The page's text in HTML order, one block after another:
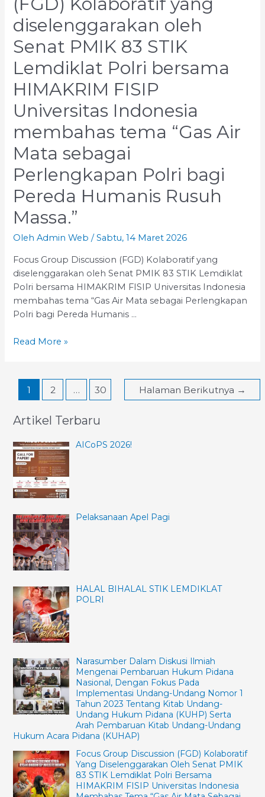
arah
pembaruan
Kitab
Undang-
Undang
Hukum
Acara
Pidana
diselenggarakan oleh
Senat PMIK 83 STIK
Lemdiklat Polri bersama
HIMAKRIM FISIP
Universitas Indonesia
membahas tema “Gas Air
Mata sebagai
Perlengkapan Polri bagi
Pereda Humanis Rusuh
Massa.”
OlehAdmin Web /Sabtu, 14 Maret 2026
Focus Group Discussion (FGD) Kolaboratif yang
diselenggarakan oleh Senat PMIK 83 STIK Lemdiklat
Polri bersama HIMAKRIM FISIP Universitas Indonesia
membahas tema “Gas Air Mata sebagai Perlengkapan
Polri bagi Pereda Humanis …
Focus
(FGD)
Kolaboratif
diselenggarakan
Senat
PMIK
83
STIK
Polri
bersama
HIMAKRIM
FISIP
Universitas
Indonesia
membahas
tema
“Gas
Air
sebagai
Perlengkapan
Polri
bagi
Humanis
Rusuh
Massa.”
Read More »
Paginasi
pos
1 2 … 30 Halaman Berikutnya →
Artikel Terbaru
AICoPS 2026!
Pelaksanaan Apel Pagi
HALAL BIHALAL STIK LEMDIKLAT
POLRI
Narasumber Dalam Diskusi Ilmiah
Mengenai Pembaruan Hukum Pidana
Nasional, Dengan Fokus Pada
Implementasi Undang-Undang Nomor 1
Tahun 2023 Tentang Kitab Undang-
Undang Hukum Pidana (KUHP) Serta
Arah Pembaruan Kitab Undang-Undang
Hukum Acara Pidana (KUHAP)
Focus Group Discussion (FGD) Kolaboratif
Yang Diselenggarakan Oleh Senat PMIK
83 STIK Lemdiklat Polri Bersama
HIMAKRIM FISIP Universitas Indonesia